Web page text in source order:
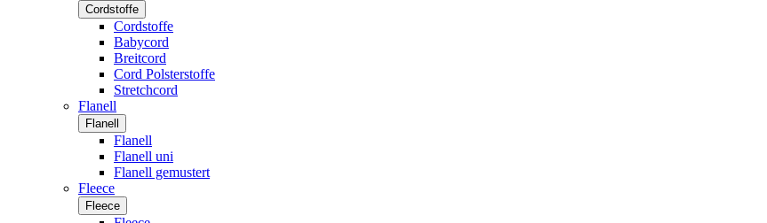
Cordstoffe
Cordstoffe
Babycord
Breitcord
Cord Polsterstoffe
Stretchcord
Flanell
Flanell
Flanell
Flanell uni
Flanell gemustert
Fleece
Fleece